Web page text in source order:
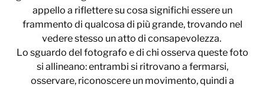
appello a riflettere su cosa significhi essere un
frammento di qualcosa di più grande, trovando nel
vedere stesso un atto di consapevolezza.
Lo sguardo del fotografo e di chi osserva queste foto
si allineano: entrambi si ritrovano a fermarsi,
osservare, riconoscere un movimento, quindi a